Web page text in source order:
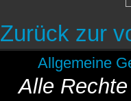
Zurück zur
Allgemeine
Alle